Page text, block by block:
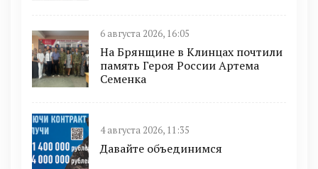
6 августа 2026, 16:05
На Брянщине в Клинцах почтили
память Героя России Артема
Семенка
4 августа 2026, 11:35
Давайте объединимся